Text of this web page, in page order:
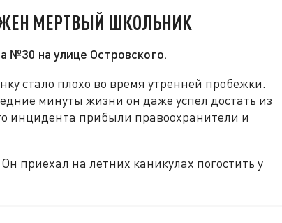
МЕРТВЫЙ ШКОЛЬНИК
№30 на улице Островского.
стало плохо во время утренней пробежки.
минуты жизни он даже успел достать из
инцидента прибыли правоохранители и
приехал на летних каникулах погостить у